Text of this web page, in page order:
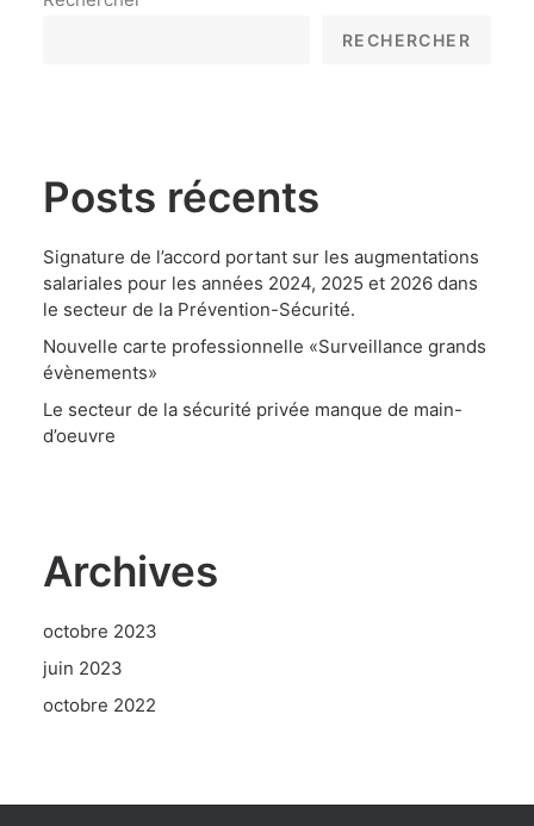
RECHERCHER
Posts récents
Signature de l’accord portant sur les augmentations
salariales pour les années 2024, 2025 et 2026 dans
le secteur de la Prévention-Sécurité.
Nouvelle carte professionnelle «Surveillance grands
évènements»
Le secteur de la sécurité privée manque de main-
d’oeuvre
Archives
octobre 2023
juin 2023
octobre 2022